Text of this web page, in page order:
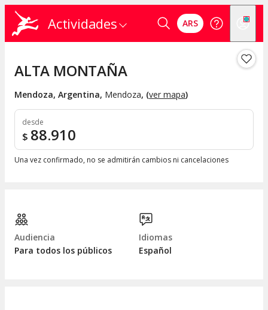
Actividades ARS
ALTA MONTAÑA
Mendoza, Argentina, Mendoza, (ver mapa)
desde
$ 88.910
Una vez confirmado, no se admitirán cambios ni cancelaciones
Audiencia
Para todos los públicos
Idiomas
Español